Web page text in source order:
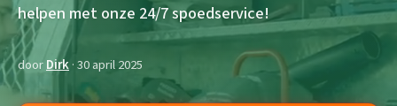
helpen met onze 24/7 spoedservice!
doorDirk· 30 april 2025